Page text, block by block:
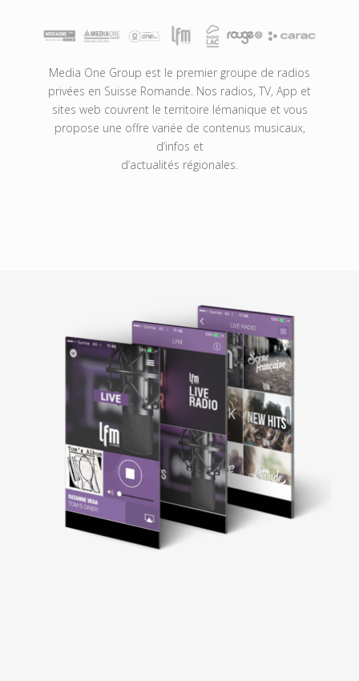
Media One Group est le premier groupe de radios
privées en Suisse Romande. Nos radios, TV, App et
sites web couvrent le territoire lémanique et vous
propose une offre variée de contenus musicaux,
d’infos et
d’actualités régionales.